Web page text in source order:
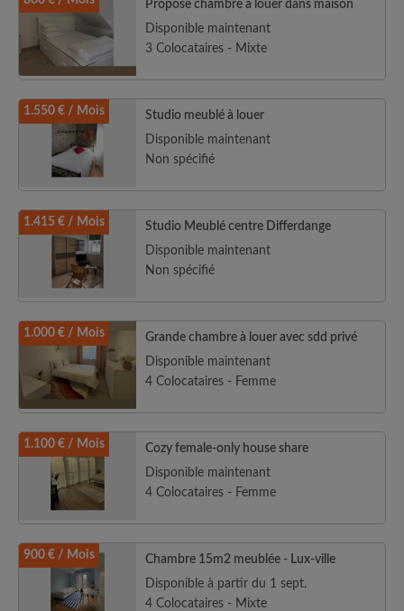
Propose chambre à louer dans maison
Disponible maintenant
3 Colocataires - Mixte
1.550 € / Mois
Studio meublé à louer
Disponible maintenant
Non spécifié
1.415 € / Mois
Studio Meublé centre Differdange
Disponible maintenant
Non spécifié
1.000 € / Mois
Grande chambre à louer avec sdd privé
Disponible maintenant
4 Colocataires - Femme
1.100 € / Mois
Cozy female-only house share
Disponible maintenant
4 Colocataires - Femme
900 € / Mois
Chambre 15m2 meublée - Lux-ville
Disponible à partir du 1 sept.
4 Colocataires - Mixte